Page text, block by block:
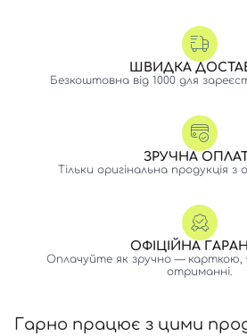
ШВИДКА
Безкоштовна від 1000 для
ЗРУЧНА
Тільки оригінальна продукція з
ОФІЦІЙНА
Оплачуйте як зручно — карткою,
отриманні.
Гарно працює з цими